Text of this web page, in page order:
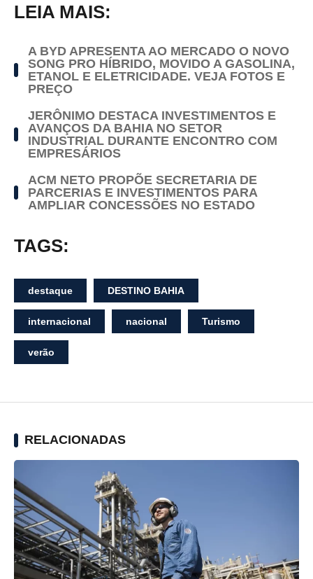
LEIA MAIS:
A BYD APRESENTA AO MERCADO O NOVO
SONG PRO HÍBRIDO, MOVIDO A GASOLINA,
ETANOL E ELETRICIDADE. VEJA FOTOS E
PREÇO
JERÔNIMO DESTACA INVESTIMENTOS E
AVANÇOS DA BAHIA NO SETOR
INDUSTRIAL DURANTE ENCONTRO COM
EMPRESÁRIOS
ACM NETO PROPÕE SECRETARIA DE
PARCERIAS E INVESTIMENTOS PARA
AMPLIAR CONCESSÕES NO ESTADO
TAGS:
destaque DESTINO BAHIA
internacional nacional Turismo
verão
RELACIONADAS